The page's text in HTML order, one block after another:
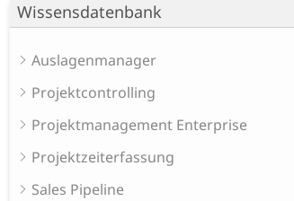
Wissensdatenbank
Auslagenmanager
Projektcontrolling
Projektmanagement Enterprise
Projektzeiterfassung
Sales Pipeline